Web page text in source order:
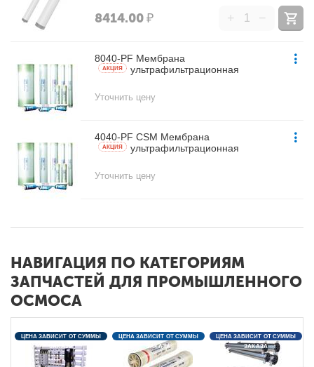
8414.00₽ + −
8040-PF Мембрана
ультрафильтрационная
AКЦИЯ
Уточнить цену
4040-PF CSM Мембрана
ультрафильтрационная
AКЦИЯ
Уточнить цену
НАВИГАЦИЯ ПО КАТЕГОРИЯМ
ЗАПЧАСТЕЙ ДЛЯ ПРОМЫШЛЕННОГО
ОСМОСА
ЦЕНА ЗАВИСИТ ОТ СУММЫ
ЗАКАЗА
ЦЕНА ЗАВИСИТ ОТ СУММЫ
ЗАКАЗА
ЦЕНА ЗАВИСИТ ОТ СУММЫ
ЗАКАЗА